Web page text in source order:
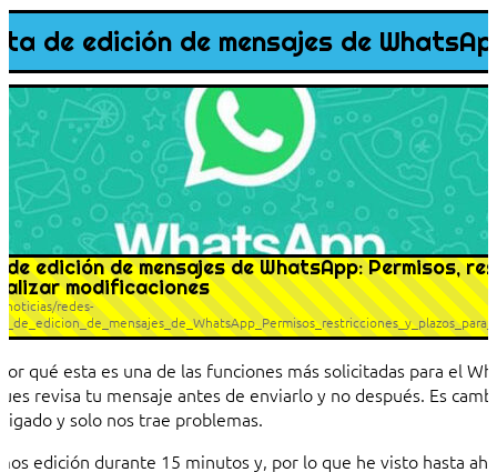
de edición de mensajes de
de edición de mensajes de WhatsApp: Permisos,
modificaciones
redes-
qué esta es una de las funciones más solicitadas para el
revisa tu mensaje antes de enviarlo y no después. Es
y solo nos trae problemas.
edición durante 15 minutos y, por lo que he visto hasta